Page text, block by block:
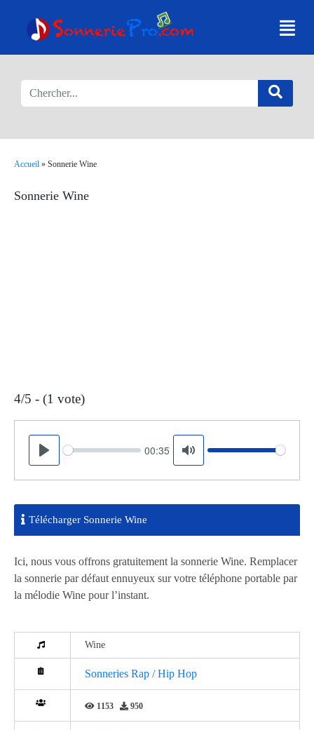
Accueil » Sonnerie Wine
Sonnerie Wine
4/5 - (1 vote)
Play
Seek 00:35
Mute
Volume
Télécharger Sonnerie Wine
Ici, nous vous offrons gratuitement la sonnerie Wine. Remplacer
la sonnerie par défaut ennuyeux sur votre téléphone portable par
la mélodie Wine pour l’instant.
Wine
Sonneries Rap / Hip Hop
1153 950